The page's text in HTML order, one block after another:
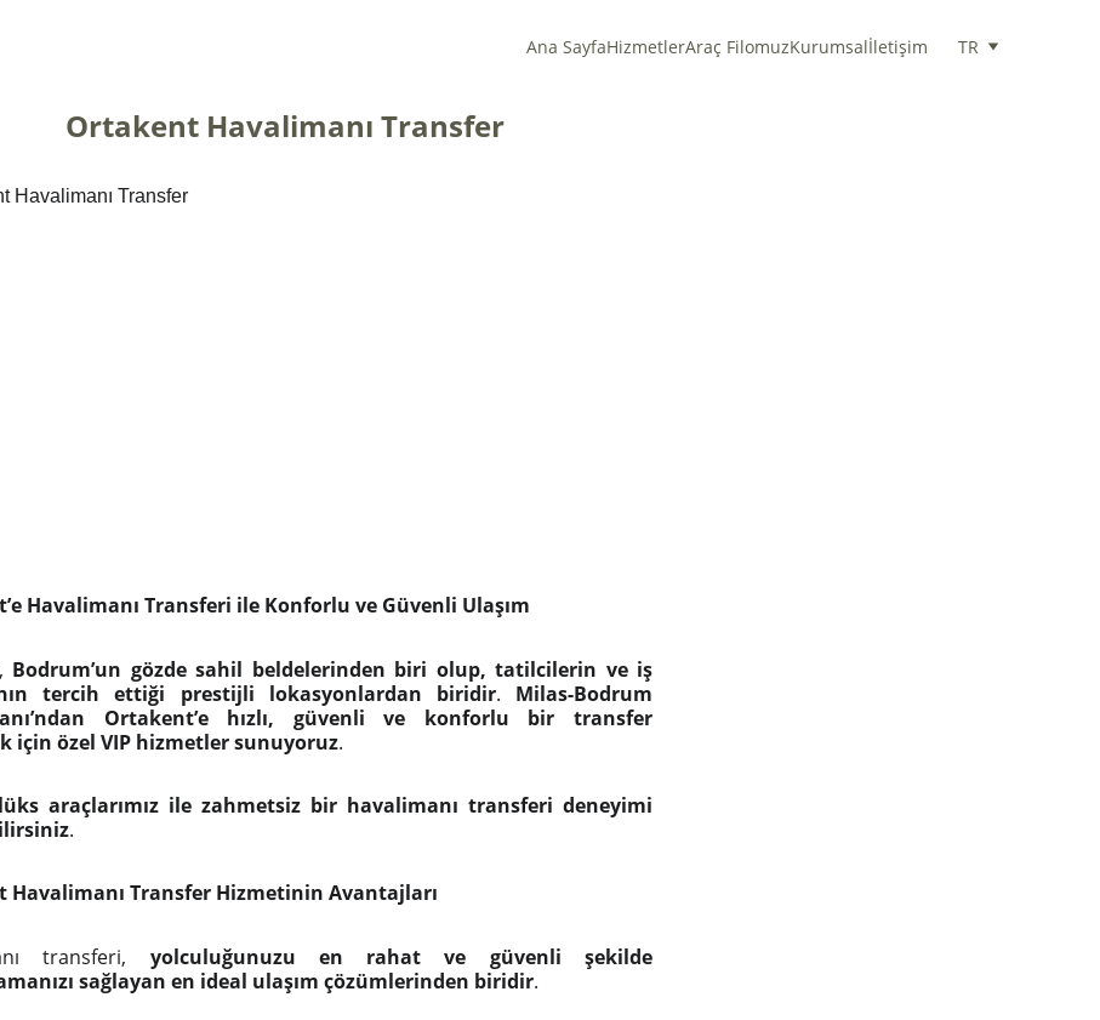
Ana SayfaHizmetlerAraç FilomuzKurumsalİletişim TR
Ortakent Havalimanı Transfer
Havalimanı Transferi ile Konforlu ve Güvenli Ulaşım
Bodrum’un gözde sahil beldelerinden biri olup, tatilcilerin ve iş
tercih ettiği prestijli lokasyonlardan biridir. Milas-Bodrum
Ortakent’e hızlı, güvenli ve konforlu bir transfer
için özel VIP hizmetler sunuyoruz.
araçlarımız ile zahmetsiz bir havalimanı transferi deneyimi
.
Havalimanı Transfer Hizmetinin Avantajları
transferi, yolculuğunuzu en rahat ve güvenli şekilde
sağlayan en ideal ulaşım çözümlerinden biridir.